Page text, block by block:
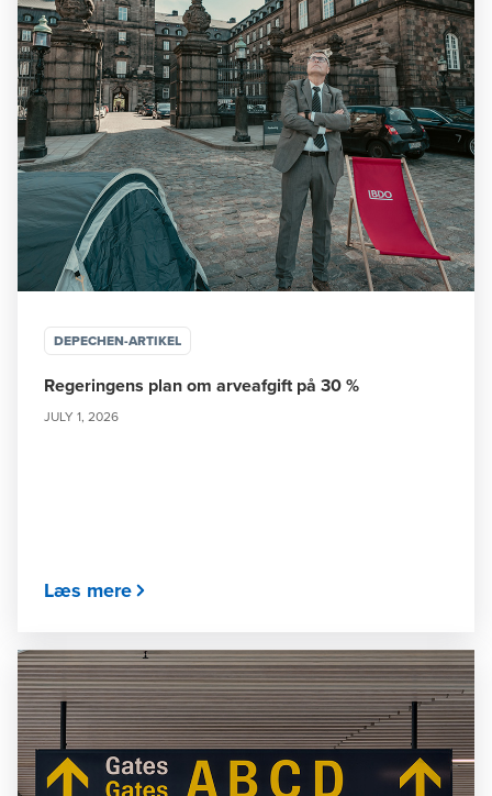
DEPECHEN-ARTIKEL
Regeringens plan om arveafgift på 30 %
JULY 1, 2026
Læs mere